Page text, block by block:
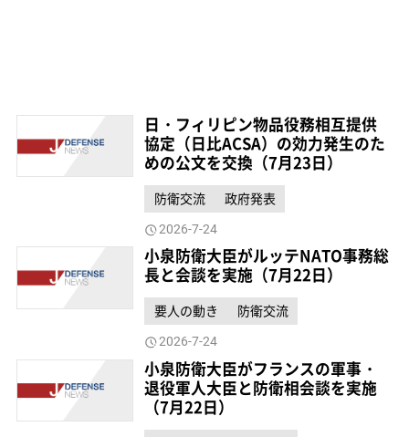
日・フィリピン物品役務相互提供
協定（日比ACSA）の効力発生のた
めの公文を交換（7月23日）
防衛交流 政府発表
2026-7-24
小泉防衛大臣がルッテNATO事務総
長と会談を実施（7月22日）
要人の動き 防衛交流
2026-7-24
小泉防衛大臣がフランスの軍事・
退役軍人大臣と防衛相会談を実施
（7月22日）